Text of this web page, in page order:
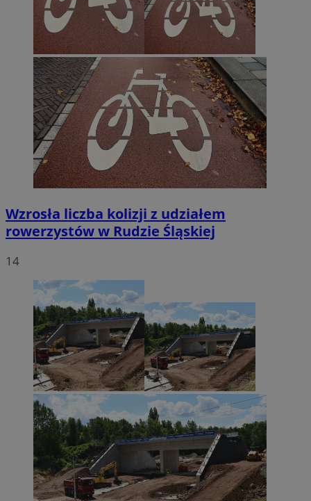
Wzrosła liczba kolizji z udziałem
rowerzystów w Rudzie Śląskiej
14